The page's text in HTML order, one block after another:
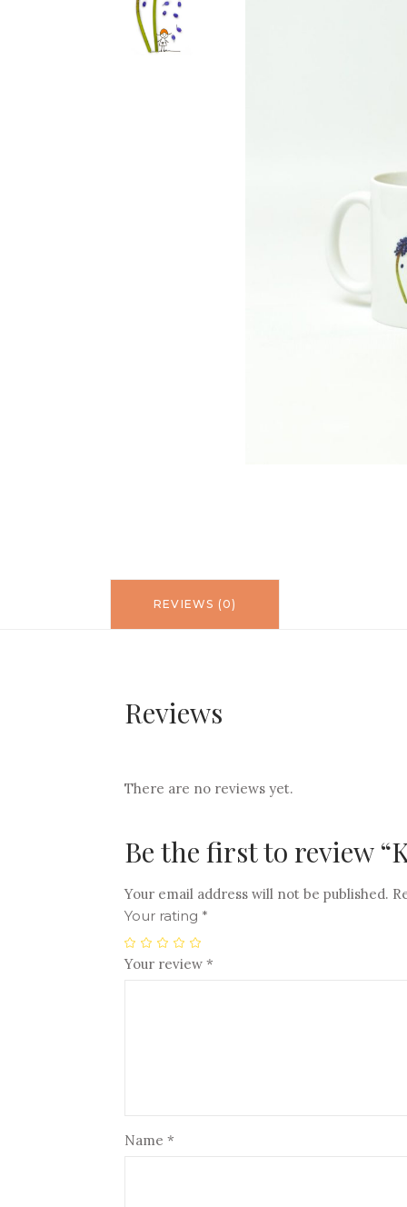
REVIEWS (0)
Reviews
There are no reviews yet.
Be the first to review
Your email address will not be published.
Your rating *
Your review *
Name *